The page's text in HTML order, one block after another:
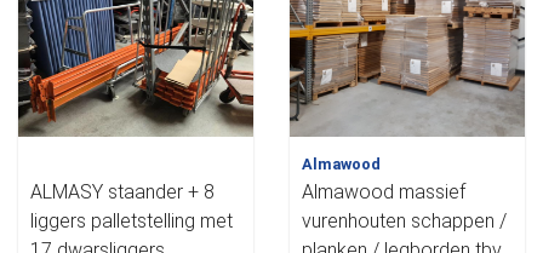
ALMASY staander + 8
liggers palletstelling met
Almawood
Almawood massief
vurenhouten schappen /